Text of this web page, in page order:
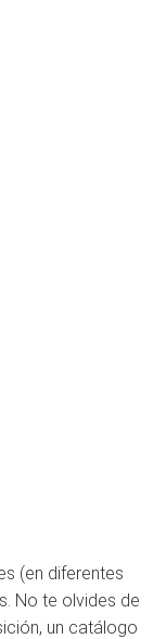
(en diferentes
No te olvides de
un catálogo